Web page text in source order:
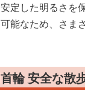
定した明るさを
能なため、さま
輪 安全な散